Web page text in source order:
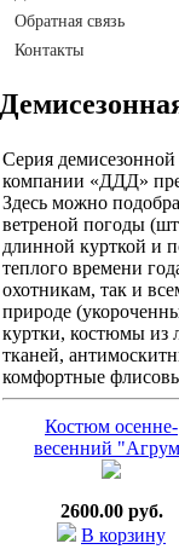
Обратная связь
Контакты
Серия
компании «ДДД»
Здесь можно
ветреной погоды
длинной курткой и
теплого времени
охотникам, так и
природе
куртки, костюмы из
тканей,
комфортные
Костюм осенне-
весенний
2600.00 руб.
В корзину